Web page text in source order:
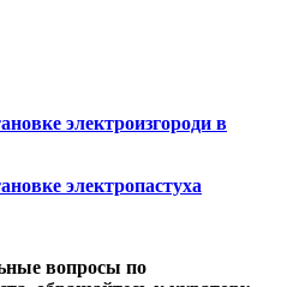
электроизгороди в
электропастуха
вопросы по